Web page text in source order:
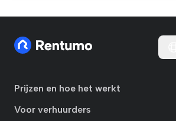
Prijzen en hoe het werkt
Voor verhuurders